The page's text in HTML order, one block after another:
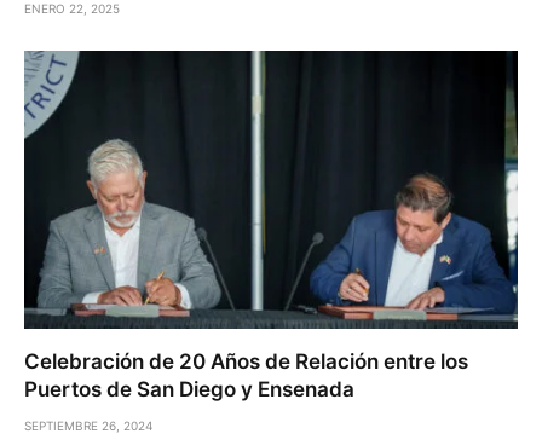
ENERO 22, 2025
Celebración de 20 Años de Relación entre los
Puertos de San Diego y Ensenada
SEPTIEMBRE 26, 2024